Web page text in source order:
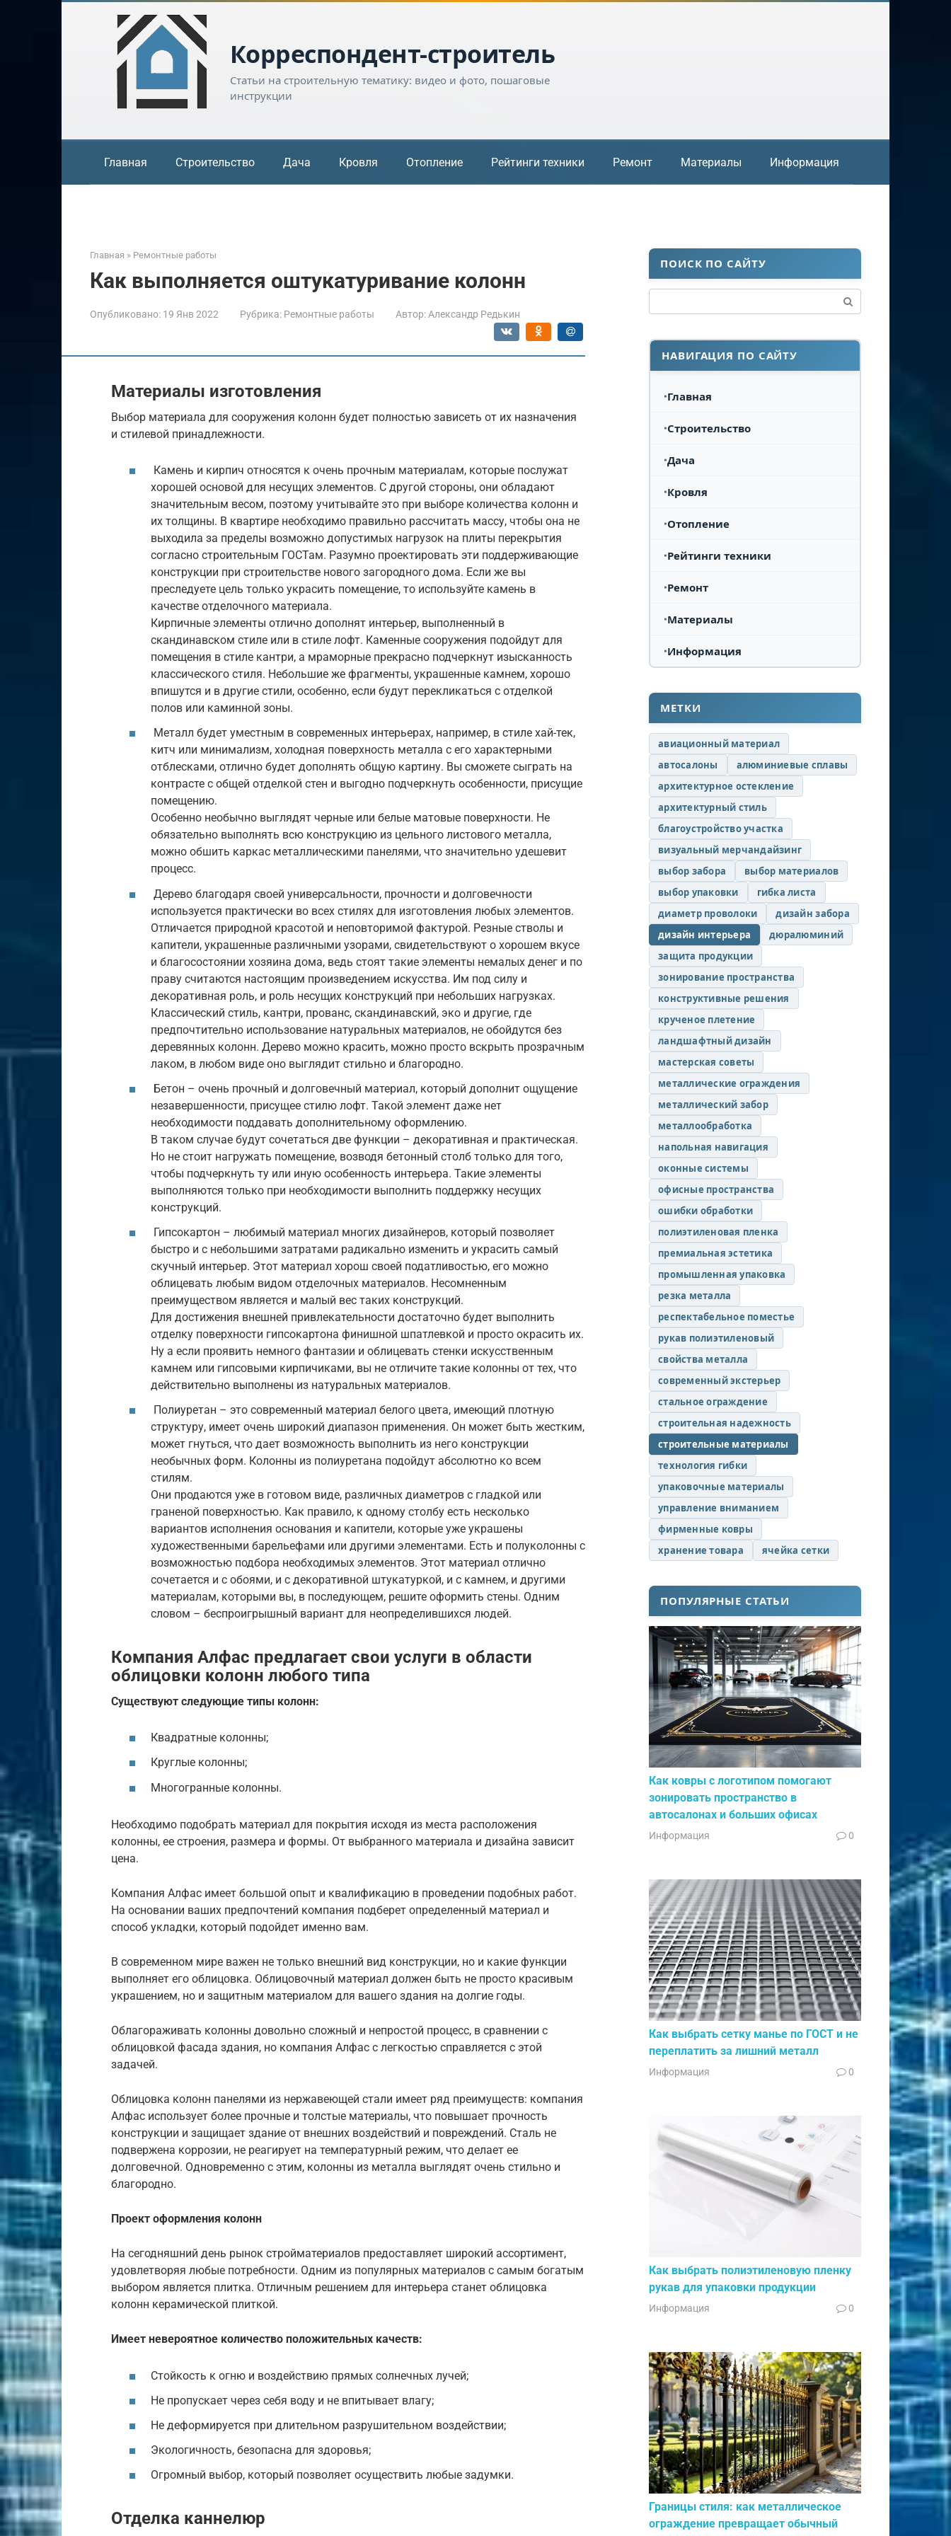
Корреспондент-строитель
Статьи на строительную тематику: видео и фото, пошаговые
инструкции
Главная Строительство Дача Кровля Отопление Рейтинги техники Ремонт Материалы Информация
Главная » Ремонтные работы
Как выполняется оштукатуривание колонн
Опубликовано: 19 Янв 2022 Рубрика: Ремонтные работы Автор: Александр Редькин
Материалы изготовления
Выбор материала для сооружения колонн будет полностью зависеть от их назначения
и стилевой принадлежности.
Камень и кирпич относятся к очень прочным материалам, которые послужат
хорошей основой для несущих элементов. С другой стороны, они обладают
значительным весом, поэтому учитывайте это при выборе количества колонн и
их толщины. В квартире необходимо правильно рассчитать массу, чтобы она не
выходила за пределы возможно допустимых нагрузок на плиты перекрытия
согласно строительным ГОСТам. Разумно проектировать эти поддерживающие
конструкции при строительстве нового загородного дома. Если же вы
преследуете цель только украсить помещение, то используйте камень в
качестве отделочного материала.
Кирпичные элементы отлично дополнят интерьер, выполненный в
скандинавском стиле или в стиле лофт. Каменные сооружения подойдут для
помещения в стиле кантри, а мраморные прекрасно подчеркнут изысканность
классического стиля. Небольшие же фрагменты, украшенные камнем, хорошо
впишутся и в другие стили, особенно, если будут перекликаться с отделкой
полов или каминной зоны.
Металл будет уместным в современных интерьерах, например, в стиле хай-тек,
китч или минимализм, холодная поверхность металла с его характерными
отблесками, отлично будет дополнять общую картину. Вы сможете сыграть на
контрасте с общей отделкой стен и выгодно подчеркнуть особенности, присущие
помещению.
Особенно необычно выглядят черные или белые матовые поверхности. Не
обязательно выполнять всю конструкцию из цельного листового металла,
можно обшить каркас металлическими панелями, что значительно удешевит
процесс.
Дерево благодаря своей универсальности, прочности и долговечности
используется практически во всех стилях для изготовления любых элементов.
Отличается природной красотой и неповторимой фактурой. Резные стволы и
капители, украшенные различными узорами, свидетельствуют о хорошем вкусе
и благосостоянии хозяина дома, ведь стоят такие элементы немалых денег и по
праву считаются настоящим произведением искусства. Им под силу и
декоративная роль, и роль несущих конструкций при небольших нагрузках.
Классический стиль, кантри, прованс, скандинавский, эко и другие, где
предпочтительно использование натуральных материалов, не обойдутся без
деревянных колонн. Дерево можно красить, можно просто вскрыть прозрачным
лаком, в любом виде оно выглядит стильно и благородно.
Бетон – очень прочный и долговечный материал, который дополнит ощущение
незавершенности, присущее стилю лофт. Такой элемент даже нет
необходимости поддавать дополнительному оформлению.
В таком случае будут сочетаться две функции – декоративная и практическая.
Но не стоит нагружать помещение, возводя бетонный столб только для того,
чтобы подчеркнуть ту или иную особенность интерьера. Такие элементы
выполняются только при необходимости выполнить поддержку несущих
конструкций.
Гипсокартон – любимый материал многих дизайнеров, который позволяет
быстро и с небольшими затратами радикально изменить и украсить самый
скучный интерьер. Этот материал хорош своей податливостью, его можно
облицевать любым видом отделочных материалов. Несомненным
преимуществом является и малый вес таких конструкций.
Для достижения внешней привлекательности достаточно будет выполнить
отделку поверхности гипсокартона финишной шпатлевкой и просто окрасить их.
Ну а если проявить немного фантазии и облицевать стенки искусственным
камнем или гипсовыми кирпичиками, вы не отличите такие колонны от тех, что
действительно выполнены из натуральных материалов.
Полиуретан – это современный материал белого цвета, имеющий плотную
структуру, имеет очень широкий диапазон применения. Он может быть жестким,
может гнуться, что дает возможность выполнить из него конструкции
необычных форм. Колонны из полиуретана подойдут абсолютно ко всем
стилям.
Они продаются уже в готовом виде, различных диаметров с гладкой или
граненой поверхностью. Как правило, к одному столбу есть несколько
вариантов исполнения основания и капители, которые уже украшены
художественными барельефами или другими элементами. Есть и полуколонны с
возможностью подбора необходимых элементов. Этот материал отлично
сочетается и с обоями, и с декоративной штукатуркой, и с камнем, и другими
материалам, которыми вы, в последующем, решите оформить стены. Одним
словом – беспроигрышный вариант для неопределившихся людей.
Компания Алфас предлагает свои услуги в области
облицовки колонн любого типа
Существуют следующие типы колонн:
Квадратные колонны;
Круглые колонны;
Многогранные колонны.
Необходимо подобрать материал для покрытия исходя из места расположения
колонны, ее строения, размера и формы. От выбранного материала и дизайна зависит
цена.
Компания Алфас имеет большой опыт и квалификацию в проведении подобных работ.
На основании ваших предпочтений компания подберет определенный материал и
способ укладки, который подойдет именно вам.
В современном мире важен не только внешний вид конструкции, но и какие функции
выполняет его облицовка. Облицовочный материал должен быть не просто красивым
украшением, но и защитным материалом для вашего здания на долгие годы.
Облагораживать колонны довольно сложный и непростой процесс, в сравнении с
облицовкой фасада здания, но компания Алфас с легкостью справляется с этой
задачей.
Облицовка колонн панелями из нержавеющей стали имеет ряд преимуществ: компания
Алфас использует более прочные и толстые материалы, что повышает прочность
конструкции и защищает здание от внешних воздействий и повреждений. Сталь не
подвержена коррозии, не реагирует на температурный режим, что делает ее
долговечной. Одновременно с этим, колонны из металла выглядят очень стильно и
благородно.
Проект оформления колонн
На сегодняшний день рынок стройматериалов предоставляет широкий ассортимент,
удовлетворяя любые потребности. Одним из популярных материалов с самым богатым
выбором является плитка. Отличным решением для интерьера станет облицовка
колонн керамической плиткой.
Имеет невероятное количество положительных качеств:
Стойкость к огню и воздействию прямых солнечных лучей;
Не пропускает через себя воду и не впитывает влагу;
Не деформируется при длительном разрушительном воздействии;
Экологичность, безопасна для здоровья;
Огромный выбор, который позволяет осуществить любые задумки.
Отделка каннелюр
ПОИСК ПО САЙТУ
НАВИГАЦИЯ ПО САЙТУ
Главная
Строительство
Дача
Кровля
Отопление
Рейтинги техники
Ремонт
Материалы
Информация
МЕТКИ
авиационный материал
автосалоны
алюминиевые сплавы
архитектурное остекление
архитектурный стиль
благоустройство участка
визуальный мерчандайзинг
выбор забора
выбор материалов
выбор упаковки
гибка листа
диаметр проволоки
дизайн забора
дизайн интерьера
дюралюминий
защита продукции
зонирование пространства
конструктивные решения
крученое плетение
ландшафтный дизайн
мастерская советы
металлические ограждения
металлический забор
металлообработка
напольная навигация
оконные системы
офисные пространства
ошибки обработки
полиэтиленовая пленка
премиальная эстетика
промышленная упаковка
резка металла
респектабельное поместье
рукав полиэтиленовый
свойства металла
современный экстерьер
стальное ограждение
строительная надежность
строительные материалы
технология гибки
упаковочные материалы
управление вниманием
фирменные ковры
хранение товара
ячейка сетки
ПОПУЛЯРНЫЕ СТАТЬИ
Как ковры с логотипом помогают
зонировать пространство в
автосалонах и больших офисах
Информация 0
Как выбрать сетку манье по ГОСТ и не
переплатить за лишний металл
Информация 0
Как выбрать полиэтиленовую пленку
рукав для упаковки продукции
Информация 0
Границы стиля: как металлическое
ограждение превращает обычный